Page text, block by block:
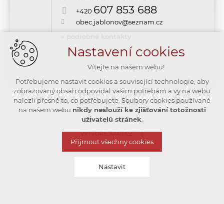
+420 607 853 688
obec.jablonov@seznam.cz
© 2026 Obec Jabloňov
mapa webu
VYTVOŘIL XART.CZ
Nastavení cookies
Vítejte na našem webu!
Potřebujeme nastavit cookies a související technologie, aby
zobrazovaný obsah odpovídal vašim potřebám a vy na webu
nalezli přesně to, co potřebujete. Soubory cookies používané
na našem webu nikdy neslouží ke zjišťování totožnosti
uživatelů stránek
Přijmout všechny cookies
Nastavit